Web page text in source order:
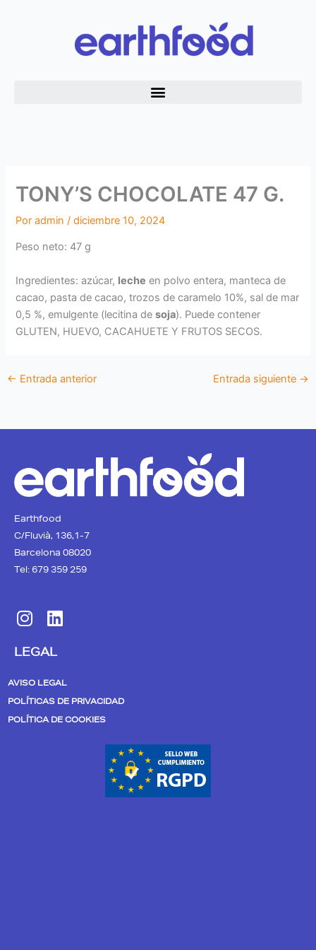
TONY’S CHOCOLATE 47 G.
Poradmin/diciembre 10, 2024
Peso neto: 47 g
Ingredientes: azúcar, leche en polvo entera, manteca de
cacao, pasta de cacao, trozos de caramelo 10%, sal de mar
0,5 %, emulgente (lecitina desoja). Puede contener
GLUTEN, HUEVO, CACAHUETE Y FRUTOS SECOS.
← Entrada anterior Entrada siguiente →
Earthfood
C/Fluvià, 136,1-7
Barcelona 08020
Tel: 679 359 259
I
n
s
a
g
r
L
i
n
e
d
i
LEGAL
AVISO LEGAL
POLÍTICAS DE PRIVACIDAD
POLÍTICA DE COOKIES